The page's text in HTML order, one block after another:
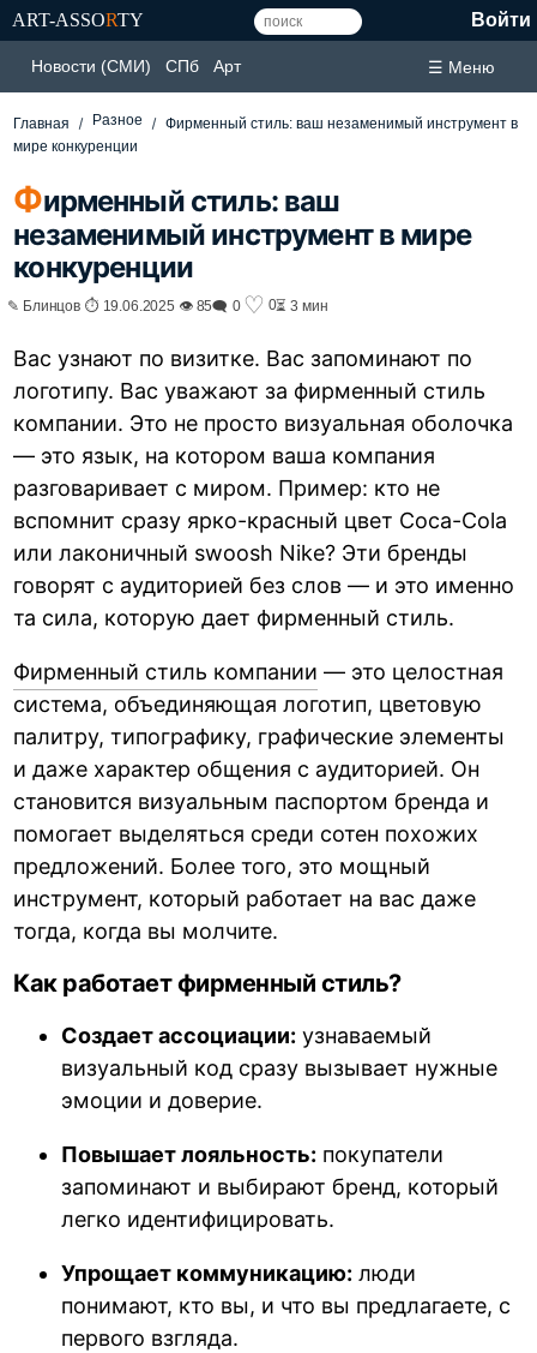
ART-ASSORTY Войти
Новости (СМИ) СПб Арт ☰ Меню
Главная Разное
Фирменный стиль: ваш незаменимый инструмент в
мире конкуренции
Фирменный стиль: ваш
незаменимый инструмент в мире
конкуренции
✎ Блинцов ⏱ 19.06.2025 👁 85🗨 0 ♡ 0⏳ 3 мин
Вас узнают по визитке. Вас запоминают по
логотипу. Вас уважают за фирменный стиль
компании. Это не просто визуальная оболочка
— это язык, на котором ваша компания
разговаривает с миром. Пример: кто не
вспомнит сразу ярко-красный цвет Coca-Cola
или лаконичный swoosh Nike? Эти бренды
говорят с аудиторией без слов — и это именно
та сила, которую дает фирменный стиль.
Фирменный стиль компании — это целостная
система, объединяющая логотип, цветовую
палитру, типографику, графические элементы
и даже характер общения с аудиторией. Он
становится визуальным паспортом бренда и
помогает выделяться среди сотен похожих
предложений. Более того, это мощный
инструмент, который работает на вас даже
тогда, когда вы молчите.
Как работает фирменный стиль?
Создает ассоциации: узнаваемый
визуальный код сразу вызывает нужные
эмоции и доверие.
Повышает лояльность: покупатели
запоминают и выбирают бренд, который
легко идентифицировать.
Упрощает коммуникацию: люди
понимают, кто вы, и что вы предлагаете, с
первого взгляда.